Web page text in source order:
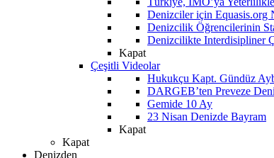
Denizciler için Equasis.org
Denizcilik Öğrencilerinin
Denizcilikte Interdisipliner
Kapat
Çeşitli Videolar
Hukukçu Kapt. Gündüz
DARGEB’ten Preveze
Gemide 10 Ay
23 Nisan Denizde Bayram
Kapat
Kapat
Denizden